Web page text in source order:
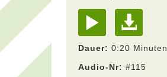
Dauer: 0:20 Minuten
Audio-Nr: #115